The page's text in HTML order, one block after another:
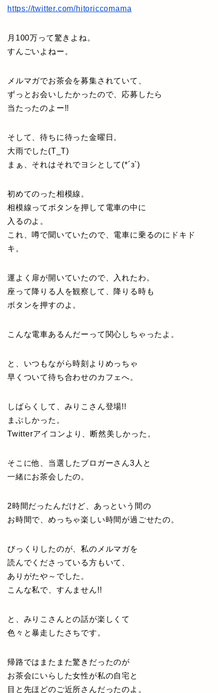
https://twitter.com/hitoriccomama
月100万って驚きよね。
すんごいよねー。
メルマガでお茶会を募集されていて、
ずっとお会いしたかったので、応募したら
当たったのよー!!
そして、待ちに待った金曜日。
大雨でした(T_T)
まぁ、それはそれでヨシとして(*´з`)
初めてのった相模線。
相模線ってボタンを押して電車の中に
入るのよ。
これ、噂で聞いていたので、電車に乗るのにドキド
キ。
運よく扉が開いていたので、入れたわ。
座って降りる人を観察して、降りる時も
ボタンを押すのよ。
こんな電車あるんだーって関心しちゃったよ。
と、いつもながら時刻よりめっちゃ
早くついて待ち合わせのカフェへ。
しばらくして、みりこさん登場!!
まぶしかった。
Twitterアイコンより、断然美しかった。
そこに他、当選したブロガーさん3人と
一緒にお茶会したの。
2時間だったんだけど、あっという間の
お時間で、めっちゃ楽しい時間が過ごせたの。
びっくりしたのが、私のメルマガを
読んでくださっている方もいて、
ありがたや～でした。
こんな私で、すんません!!
と、みりこさんとの話が楽しくて
色々と暴走したさちです。
帰路ではまたまた驚きだったのが
お茶会にいらした女性が私の自宅と
目と先ほどのご近所さんだったのよ。